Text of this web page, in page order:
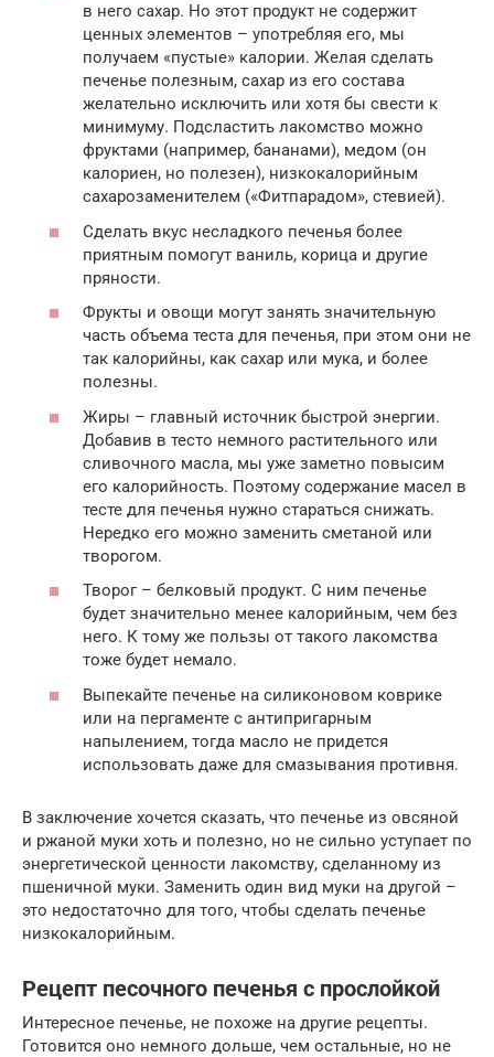
в него сахар. Но этот продукт не содержит
ценных элементов – употребляя его, мы
получаем «пустые» калории. Желая сделать
печенье полезным, сахар из его состава
желательно исключить или хотя бы свести к
минимуму. Подсластить лакомство можно
фруктами (например, бананами), медом (он
калориен, но полезен), низкокалорийным
сахарозаменителем («Фитпарадом», стевией).
Сделать вкус несладкого печенья более
приятным помогут ваниль, корица и другие
пряности.
Фрукты и овощи могут занять значительную
часть объема теста для печенья, при этом они не
так калорийны, как сахар или мука, и более
полезны.
Жиры – главный источник быстрой энергии.
Добавив в тесто немного растительного или
сливочного масла, мы уже заметно повысим
его калорийность. Поэтому содержание масел в
тесте для печенья нужно стараться снижать.
Нередко его можно заменить сметаной или
творогом.
Творог – белковый продукт. С ним печенье
будет значительно менее калорийным, чем без
него. К тому же пользы от такого лакомства
тоже будет немало.
Выпекайте печенье на силиконовом коврике
или на пергаменте с антипригарным
напылением, тогда масло не придется
использовать даже для смазывания противня.
В заключение хочется сказать, что печенье из овсяной
и ржаной муки хоть и полезно, но не сильно уступает по
энергетической ценности лакомству, сделанному из
пшеничной муки. Заменить один вид муки на другой –
это недостаточно для того, чтобы сделать печенье
низкокалорийным.
Рецепт песочного печенья с прослойкой
Интересное печенье, не похоже на другие рецепты.
Готовится оно немного дольше, чем остальные, но не